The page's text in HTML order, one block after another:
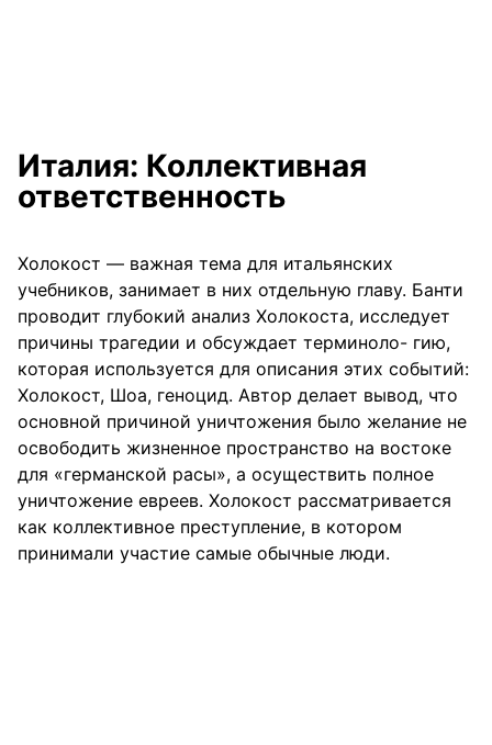
Италия: Коллективная
ответственность
Холокост — важная тема для итальянских
учебников, занимает в них отдельную главу. Банти
проводит глубокий анализ Холокоста, исследует
причины трагедии и обсуждает терминоло- гию,
которая используется для описания этих событий:
Холокост, Шоа, геноцид. Автор делает вывод, что
основной причиной уничтожения было желание не
освободить жизненное пространство на востоке
для «германской расы», а осуществить полное
уничтожение евреев. Холокост рассматривается
как коллективное преступление, в котором
принимали участие самые обычные люди.